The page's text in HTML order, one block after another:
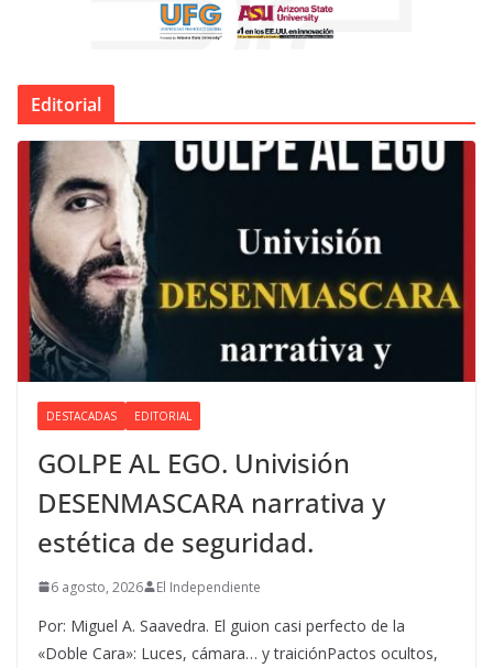
Editorial
DESTACADAS EDITORIAL
GOLPE AL EGO. Univisión
DESENMASCARA narrativa y
estética de seguridad.
6 agosto, 2026 El Independiente
Por: Miguel A. Saavedra. El guion casi perfecto de la
«Doble Cara»: Luces, cámara… y traiciónPactos ocultos,